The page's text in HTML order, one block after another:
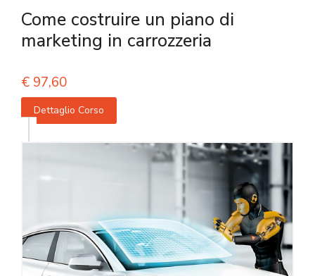
Come costruire un piano di
marketing in carrozzeria
€ 97,60
Dettaglio Corso